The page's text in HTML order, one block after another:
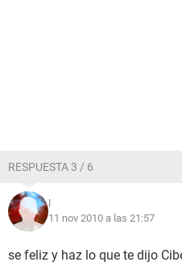
RESPUESTA 3 / 6
11 nov 2010 a las 21:57
se feliz y haz lo que te dijo